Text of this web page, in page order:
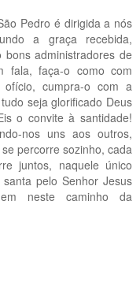
Pedro é dirigida a nós
a graça recebida,
administradores de
fala, faça-o como com
cumpra-o com a
seja glorificado Deus
o convite à santidade!
nos uns aos outros,
percorre sozinho, cada
juntos, naquele único
pelo Senhor Jesus
neste caminho da